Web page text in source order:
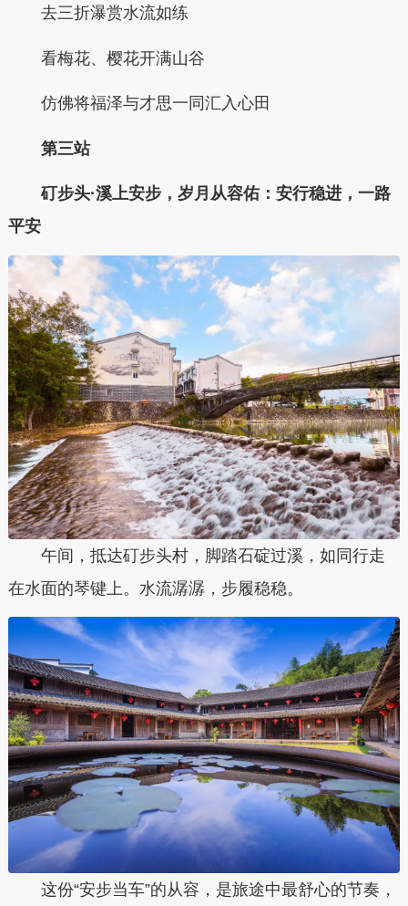
去三折瀑赏水流如练
看梅花、樱花开满山谷
仿佛将福泽与才思一同汇入心田
第三站
矴步头·溪上安步，岁月从容佑：安行稳进，一路
平安
午间，抵达矴步头村，脚踏石碇过溪，如同行走
在水面的琴键上。水流潺潺，步履稳稳。
这份“安步当车”的从容，是旅途中最舒心的节奏，